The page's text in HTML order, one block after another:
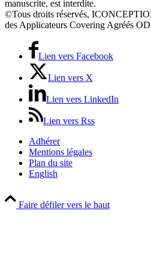
manuscrite, est interdite.
©Tous droits réservés,
des Applicateurs Covering Agréés
Lien vers Facebook
Lien vers X
Lien vers LinkedIn
Lien vers Rss
Adhérer
Mentions légales
Plan du site
English
Faire défiler vers le haut